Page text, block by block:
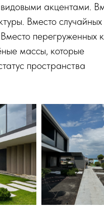
акцентами.
Вместо
перегруженных
массы, которые
пространства